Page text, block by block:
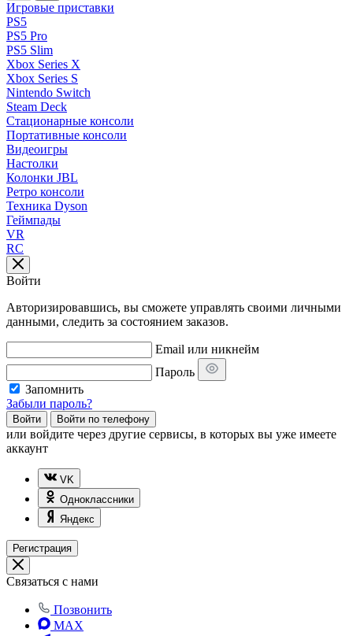
Игровые приставки
PS5
PS5 Pro
PS5 Slim
Xbox Series X
Xbox Series S
Nintendo Switch
Steam Deck
Стационарные консоли
Портативные консоли
Видеоигры
Настолки
Колонки JBL
Ретро консоли
Техника Dyson
Геймпады
VR
RC
Войти
Авторизировавшись, вы сможете управлять своими личными
данными, следить за состоянием заказов.
Email или никнейм
Пароль
Запомнить
Забыли пароль?
Войти Войти по телефону
или войдите через другие сервисы, в которых вы уже имеете
аккаунт
VK
Одноклассники
Яндекс
Регистрация
Связаться с нами
Позвонить
MAX